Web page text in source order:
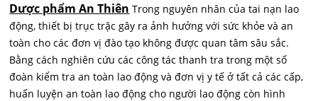
Dược phẩm An Thiên Trong nguyên nhân của tai nạn lao
động, thiết bị trục trặc gây ra ảnh hưởng với sức khỏe và an
toàn cho các đơn vị đào tạo không được quan tâm sâu sắc.
Bằng cách nghiên cứu các công tác thanh tra trong một số
đoàn kiểm tra an toàn lao động và đơn vị y tế ở tất cả các cấp,
huấn luyện an toàn lao động cho người lao động còn hình